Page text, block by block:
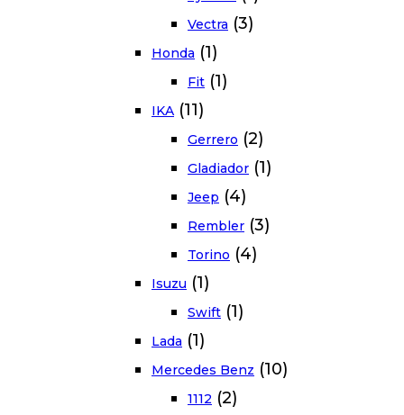
Vectra (3)
Honda (1)
Fit (1)
IKA (11)
Gerrero (2)
Gladiador (1)
Jeep (4)
Rembler (3)
Torino (4)
Isuzu (1)
Swift (1)
Lada (1)
Mercedes Benz (10)
1112 (2)